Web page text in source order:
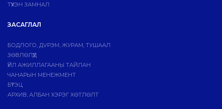
ТҮҮХЭН ЗАМНАЛ
ЗАСАГЛАЛ
БОДЛОГО, ДVРЭМ, ЖУРАМ, ТУШААЛ
ЗӨВЛӨЛҮҮД
ҮЙЛ АЖИЛЛАГААНЫ ТАЙЛАН
ЧАНАРЫН МЕНЕЖМЕНТ
БҮТЭЦ
АРХИВ, АЛБАН ХЭРЭГ ХӨТЛӨЛТ